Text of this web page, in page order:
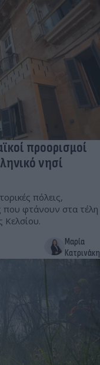
προορισμοί
νησί
πόλεις,
που φτάνουν στα τέλη
Μαρία
Κατρινάκη